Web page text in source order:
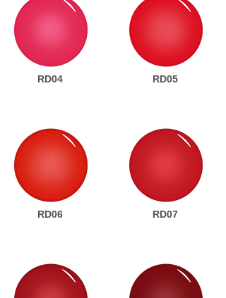
RD04
RD06
RD05
RD07